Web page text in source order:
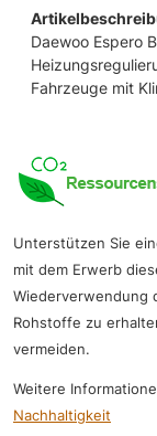
Daewoo Espero
Fahrzeuge mit
Unterstützen Sie
mit dem Erwerb
Wiederverwendung
Rohstoffe zu
vermeiden.
Weitere
Nachhaltigkeit